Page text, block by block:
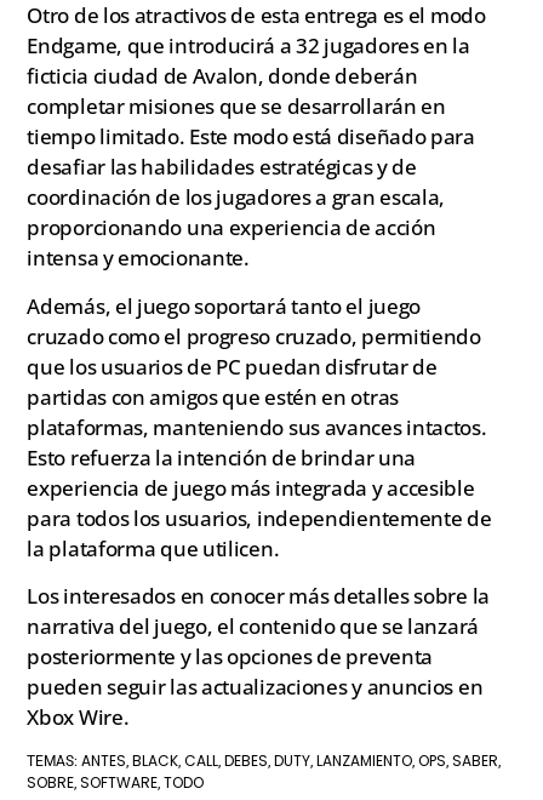
Otro de los atractivos de esta entrega es el modo
Endgame, que introducirá a 32 jugadores en la
ficticia ciudad de Avalon, donde deberán
completar misiones que se desarrollarán en
tiempo limitado. Este modo está diseñado para
desafiar las habilidades estratégicas y de
coordinación de los jugadores a gran escala,
proporcionando una experiencia de acción
intensa y emocionante.
Además, el juego soportará tanto el juego
cruzado como el progreso cruzado, permitiendo
que los usuarios de PC puedan disfrutar de
partidas con amigos que estén en otras
plataformas, manteniendo sus avances intactos.
Esto refuerza la intención de brindar una
experiencia de juego más integrada y accesible
para todos los usuarios, independientemente de
la plataforma que utilicen.
Los interesados en conocer más detalles sobre la
narrativa del juego, el contenido que se lanzará
posteriormente y las opciones de preventa
pueden seguir las actualizaciones y anuncios en
Xbox Wire.
TEMAS:ANTES ,BLACK ,CALL ,DEBES ,DUTY ,LANZAMIENTO ,OPS ,SABER
SOBRE ,SOFTWARE ,TODO